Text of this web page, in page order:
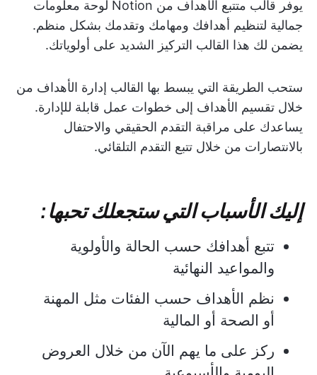
يوفر قالب متتبع الأهداف من Notion لوحة معلومات
جمالية لتنظيم أهدافك ومهامك وتقدمك بشكل منظم.
يضمن لك هذا القالب التركيز الشديد على أولوياتك.
ستحب الطريقة التي يبسط بها القالب إدارة الأهداف من
خلال تقسيم الأهداف إلى خطوات عمل قابلة للإدارة.
يساعدك على مراقبة التقدم الحقيقي والاحتفال
بالانتصارات من خلال تتبع التقدم التلقائي.
إليك الأسباب التي ستجعلك تحبها:
تتبع أهدافك حسب الحالة والأولوية
والمواعيد النهائية
نظم الأهداف حسب الفئات مثل المهنة
أو الصحة أو المالية
ركز على ما يهم الآن من خلال العروض